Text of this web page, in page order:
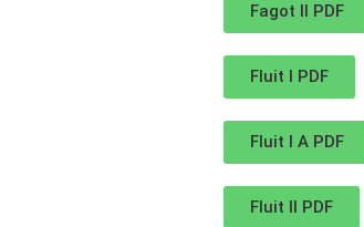
Fagot II PDF
Fluit I PDF
Fluit I A PDF
Fluit II PDF